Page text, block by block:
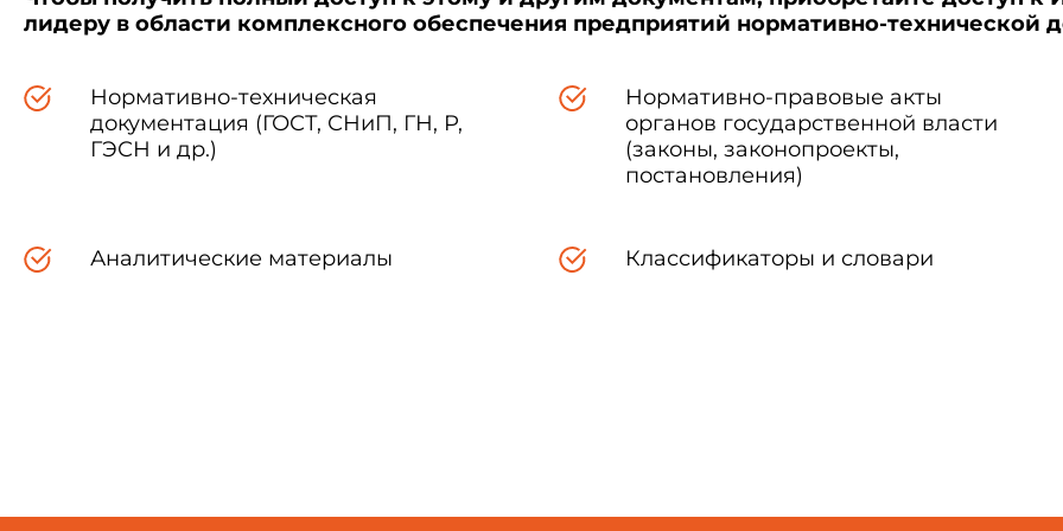
Зарегистрировано
в Министерстве юстиции
лидеру в области комплексного обеспечения предприятий нормативно-технической
Нормативно-техническая
документация (ГОСТ, СНиП, ГН, Р,
ГЭСН и др.)
Нормативно-правовые акты
органов государственной власти
(законы, законопроекты,
постановления)
Аналитические материалы Классификаторы и словари